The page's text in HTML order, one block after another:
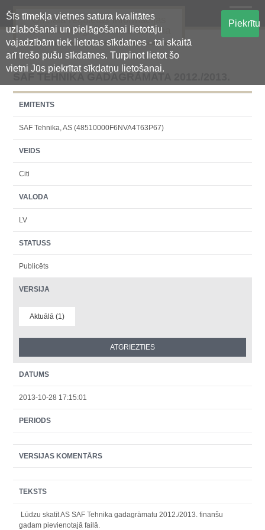
Šīs tīmekļa vietnes satura kvalitātes
uzlabošanai un pielāgošanai lietotāju
vajadzībām tiek lietotas sīkdatnes - tai skaitā
arī trešo pušu sīkdatnes. Turpinot lietot šo
vietni Jūs piekrītat sīkdatņu lietošanai.
Piekrītu
Oficiālā regulētās informācijas
centralizētā glabāšanas sistēma
SAF TEHNIKA GADAGRĀMATA 2012./2013.
EMITENTS
SAF Tehnika, AS (48510000F6NVA4T63P67)
VEIDS
Citi
VALODA
LV
STATUSS
Publicēts
VERSIJA
Aktuālā (1)
DATUMS
2013-10-28 17:15:01
PERIODS
VERSIJAS KOMENTĀRS
TEKSTS
Lūdzu skatīt AS SAF Tehnika gadagrāmatu 2012./2013. finanšu
gadam pievienotajā failā.